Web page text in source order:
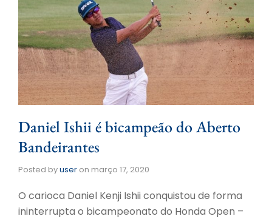
Daniel Ishii é bicampeão do Aberto
Bandeirantes
Posted byuser on março 17, 2020
O carioca Daniel Kenji Ishii conquistou de forma
ininterrupta o bicampeonato do Honda Open –